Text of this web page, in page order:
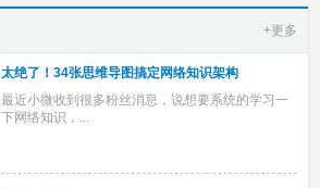
+更多
太绝了！34张思维导图搞定网络知识架构
最近小微收到很多粉丝消息，说想要系统的学习一
下网络知识，...